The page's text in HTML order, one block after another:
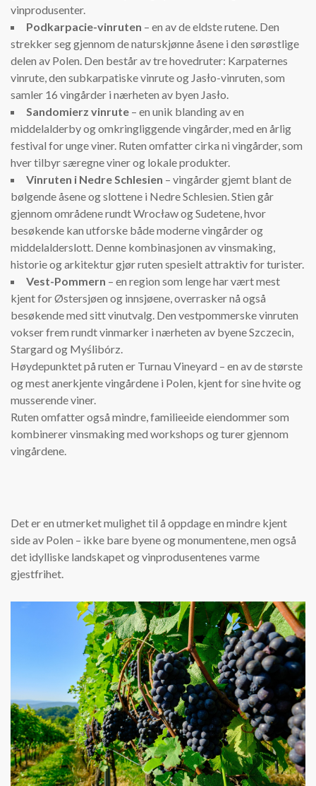
vinprodusenter.
Podkarpacie-vinruten – en av de eldste rutene. Den
strekker seg gjennom de naturskjønne åsene i den sørøstlige
delen av Polen. Den består av tre hovedruter: Karpaternes
vinrute, den subkarpatiske vinrute og Jasło-vinruten, som
samler 16 vingårder i nærheten av byen Jasło.
Sandomierz vinrute – en unik blanding av en
middelalderby og omkringliggende vingårder, med en årlig
festival for unge viner. Ruten omfatter cirka ni vingårder, som
hver tilbyr særegne viner og lokale produkter.
Vinruten i Nedre Schlesien – vingårder gjemt blant de
bølgende åsene og slottene i Nedre Schlesien. Stien går
gjennom områdene rundt Wrocław og Sudetene, hvor
besøkende kan utforske både moderne vingårder og
middelalderslott. Denne kombinasjonen av vinsmaking,
historie og arkitektur gjør ruten spesielt attraktiv for turister.
Vest-Pommern – en region som lenge har vært mest
kjent for Østersjøen og innsjøene, overrasker nå også
besøkende med sitt vinutvalg. Den vestpommerske vinruten
vokser frem rundt vinmarker i nærheten av byene Szczecin,
Stargard og Myślibórz.
Høydepunktet på ruten er Turnau Vineyard – en av de største
og mest anerkjente vingårdene i Polen, kjent for sine hvite og
musserende viner.
Ruten omfatter også mindre, familieeide eiendommer som
kombinerer vinsmaking med workshops og turer gjennom
vingårdene.
Det er en utmerket mulighet til å oppdage en mindre kjent
side av Polen – ikke bare byene og monumentene, men også
det idylliske landskapet og vinprodusentenes varme
gjestfrihet.